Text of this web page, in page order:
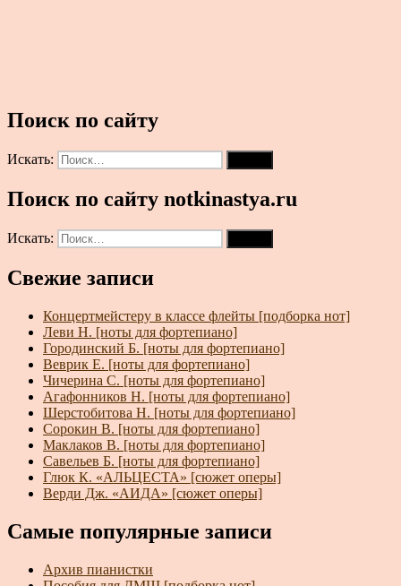
Поиск по сайту
Искать:
Поиск по сайту notkinastya.ru
Искать:
Свежие записи
Концертмейстеру в классе флейты [подборка нот]
Леви Н. [ноты для фортепиано]
Городинский Б. [ноты для фортепиано]
Веврик Е. [ноты для фортепиано]
Чичерина С. [ноты для фортепиано]
Агафонников Н. [ноты для фортепиано]
Шерстобитова Н. [ноты для фортепиано]
Сорокин В. [ноты для фортепиано]
Маклаков В. [ноты для фортепиано]
Савельев Б. [ноты для фортепиано]
Глюк К. «АЛЬЦЕСТА» [сюжет оперы]
Верди Дж. «АИДА» [сюжет оперы]
Самые популярные записи
Архив пианистки